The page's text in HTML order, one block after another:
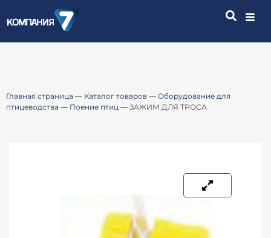
Главная страница — Каталог товаров — Оборудование для
птицеводства — Поение птиц — ЗАЖИМ ДЛЯ ТРОСА